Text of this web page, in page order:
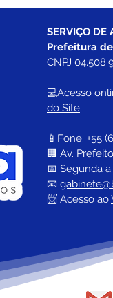
SERVIÇO DE
Prefeitura
CNPJ
💻Acesso
do Site
📱Fone: +55
🏢 Av.
📅 Segunda
📧
📨 Acesso ao